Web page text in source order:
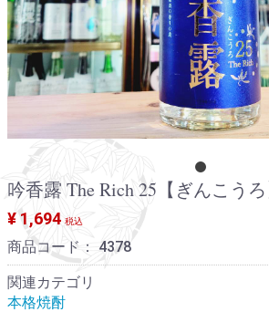
吟香露 The Rich 25【ぎんこう
¥ 1,694 税込
商品コード： 4378
関連カテゴリ
本格焼酎